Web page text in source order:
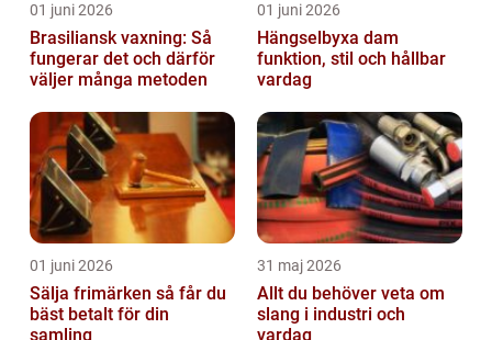
01 juni 2026
Brasiliansk vaxning: Så
fungerar det och därför
väljer många metoden
01 juni 2026
Hängselbyxa dam
funktion, stil och hållbar
vardag
01 juni 2026
Sälja frimärken så får du
bäst betalt för din
samling
31 maj 2026
Allt du behöver veta om
slang i industri och
vardag